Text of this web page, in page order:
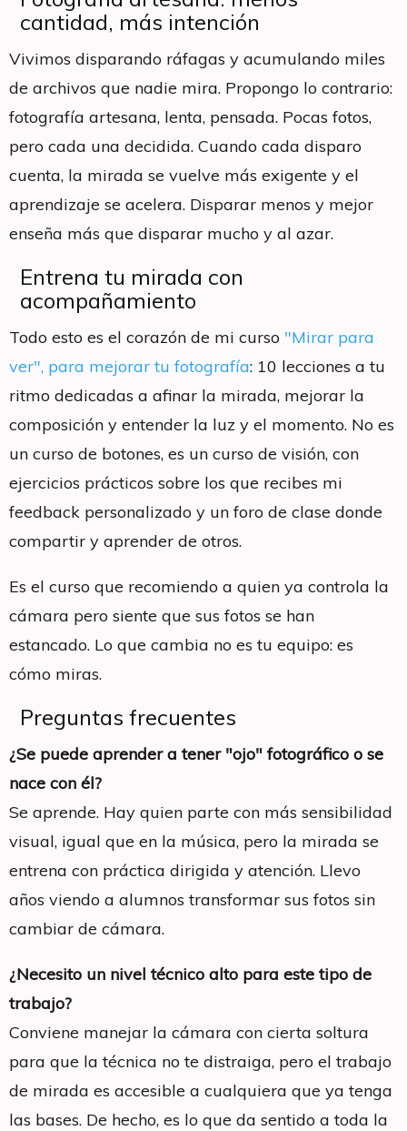
cantidad, más intención
Vivimos disparando ráfagas y acumulando miles
de archivos que nadie mira. Propongo lo contrario:
fotografía artesana, lenta, pensada. Pocas fotos,
pero cada una decidida. Cuando cada disparo
cuenta, la mirada se vuelve más exigente y el
aprendizaje se acelera. Disparar menos y mejor
enseña más que disparar mucho y al azar.
Entrena tu mirada con
acompañamiento
Todo esto es el corazón de mi curso "Mirar para
ver", para mejorar tu fotografía: 10 lecciones a tu
ritmo dedicadas a afinar la mirada, mejorar la
composición y entender la luz y el momento. No es
un curso de botones, es un curso de visión, con
ejercicios prácticos sobre los que recibes mi
feedback personalizado y un foro de clase donde
compartir y aprender de otros.
Es el curso que recomiendo a quien ya controla la
cámara pero siente que sus fotos se han
estancado. Lo que cambia no es tu equipo: es
cómo miras.
Preguntas frecuentes
¿Se puede aprender a tener "ojo" fotográfico o se
nace con él?
Se aprende. Hay quien parte con más sensibilidad
visual, igual que en la música, pero la mirada se
entrena con práctica dirigida y atención. Llevo
años viendo a alumnos transformar sus fotos sin
cambiar de cámara.
¿Necesito un nivel técnico alto para este tipo de
trabajo?
Conviene manejar la cámara con cierta soltura
para que la técnica no te distraiga, pero el trabajo
de mirada es accesible a cualquiera que ya tenga
las bases. De hecho, es lo que da sentido a toda la